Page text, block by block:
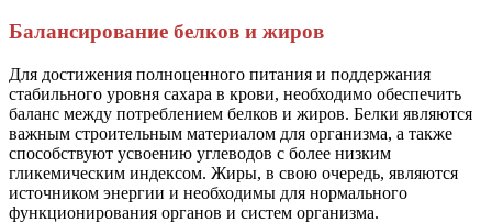
Балансирование белков и жиров
Для достижения полноценного питания и поддержания
стабильного уровня сахара в крови, необходимо обеспечить
баланс между потреблением белков и жиров. Белки являются
важным строительным материалом для организма, а также
способствуют усвоению углеводов с более низким
гликемическим индексом. Жиры, в свою очередь, являются
источником энергии и необходимы для нормального
функционирования органов и систем организма.